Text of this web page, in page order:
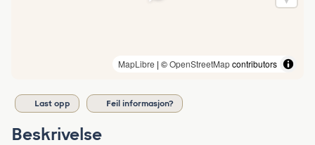
MapLibre | ©OpenStreetMapcontributors
Last opp Feil informasjon?
Beskrivelse